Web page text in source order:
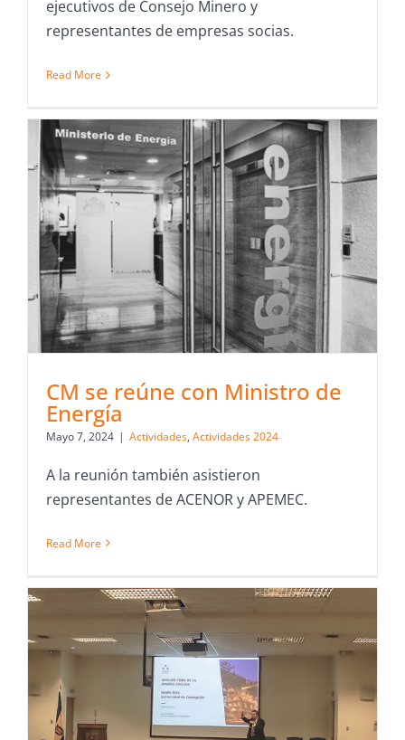
ejecutivos de Consejo Minero y
representantes de empresas socias.
Read More
CM se reúne con Ministro de
Energía
Mayo 7, 2024 | Actividades, Actividades 2024
A la reunión también asistieron
representantes de ACENOR y APEMEC.
Read More